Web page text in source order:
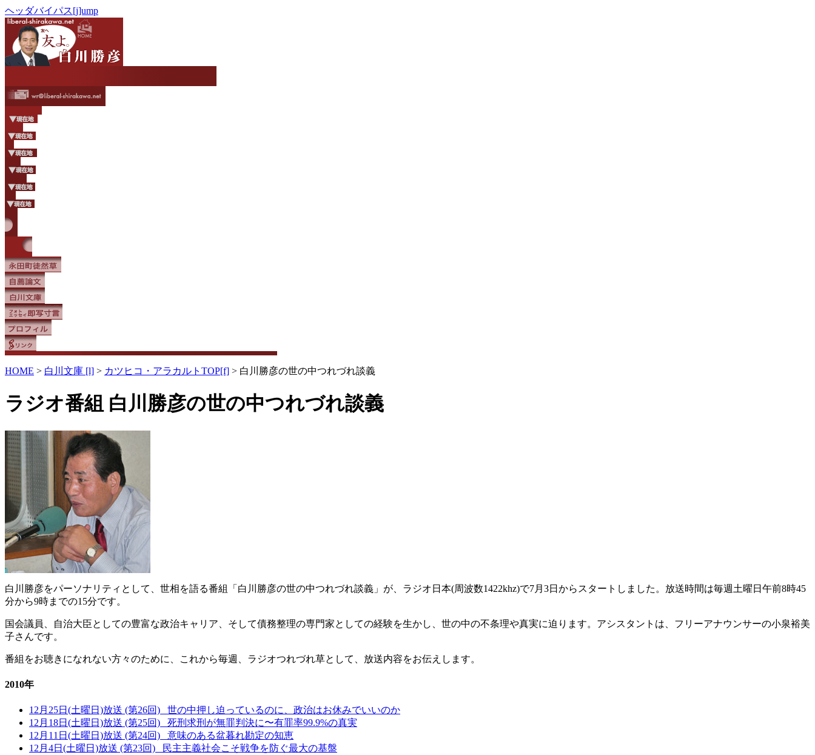
ヘッダバイパス[j]ump
HOME > 白川文庫 [l] > カツヒコ・アラカルトTOP[f] > 白川勝彦の世の中つれづれ談義
ラジオ番組 白川勝彦の世の中つれづれ談義
白川勝彦をパーソナリティとして、世相を語る番組「白川勝彦の世の中つれづれ談義」が、ラジオ日本(周波数1422khz)で7月3日からスタートしました。放送時間は毎週土曜日午前8時45
分から9時までの15分です。
国会議員、自治大臣としての豊富な政治キャリア、そして債務整理の専門家としての経験を生かし、世の中の不条理や真実に迫ります。アシスタントは、フリーアナウンサーの小泉裕美
子さんです。
番組をお聴きになれない方々のために、これから毎週、ラジオつれづれ草として、放送内容をお伝えします。
2010年
12月25日(土曜日)放送 (第26回)
世の中押し迫っているのに、政治はお休みでいいのか
12月18日(土曜日)放送 (第25回)
死刑求刑が無罪判決に〜有罪率99.9%の真実
12月11日(土曜日)放送 (第24回)
意味のある盆暮れ勘定の知恵
12月4日(土曜日)放送 (第23回)
民主主義社会こそ戦争を防ぐ最大の基盤